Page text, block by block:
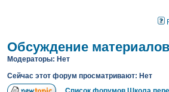
Обсуждение
Модераторы: Нет
Сейчас этот форум просматривают: Нет